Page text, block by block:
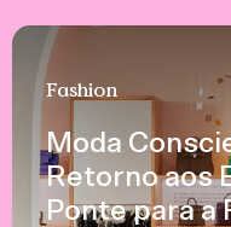
Fashion
Moda
Retorno aos
Ponte para a